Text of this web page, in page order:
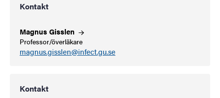
Kontakt
MagnusGisslen
Professor/överläkare
magnus.gisslen@infect.gu.se
Kontakt